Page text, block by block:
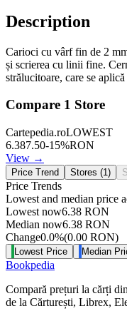
Description
Carioci cu vârf fin de 2
și scrierea cu linii fine.
strălucitoare, care se
Compare 1 Store
Cartepedia.roLOWEST
6.387.50-15%RON
View →
Price Trend Stores (1)
Price Trends
Lowest and median price
Lowest now6.38 RON
Median now6.38 RON
Change0.0%(0.00 RON)
Lowest Price Median
Bookpedia
Compară prețuri la cărți
de la Cărturești, Librex,